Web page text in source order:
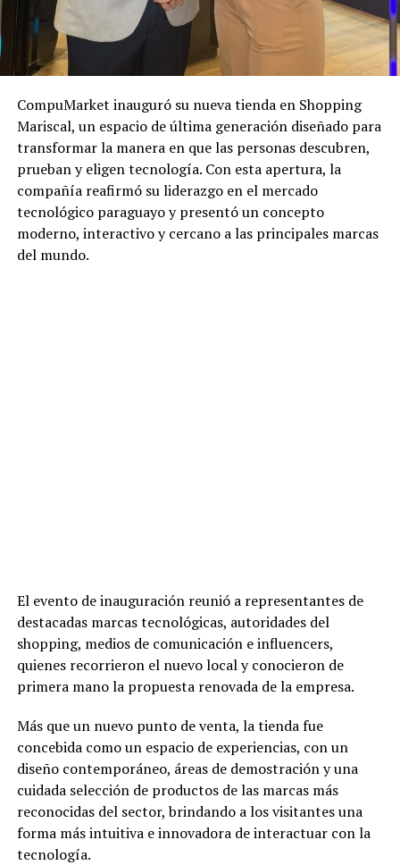
CompuMarket inauguró su nueva tienda en Shopping
Mariscal, un espacio de última generación diseñado para
transformar la manera en que las personas descubren,
prueban y eligen tecnología. Con esta apertura, la
compañía reafirmó su liderazgo en el mercado
tecnológico paraguayo y presentó un concepto
moderno, interactivo y cercano a las principales marcas
del mundo.
El evento de inauguración reunió a representantes de
destacadas marcas tecnológicas, autoridades del
shopping, medios de comunicación e influencers,
quienes recorrieron el nuevo local y conocieron de
primera mano la propuesta renovada de la empresa.
Más que un nuevo punto de venta, la tienda fue
concebida como un espacio de experiencias, con un
diseño contemporáneo, áreas de demostración y una
cuidada selección de productos de las marcas más
reconocidas del sector, brindando a los visitantes una
forma más intuitiva e innovadora de interactuar con la
tecnología.